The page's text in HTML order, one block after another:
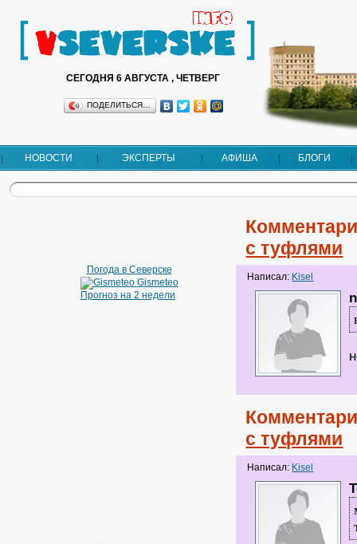
СЕГОДНЯ 6 АВГУСТА , ЧЕТВЕРГ
ПОДЕЛИТЬСЯ…
НОВОСТИ ЭКСПЕРТЫ АФИША БЛОГИ
Погода в Северске
Gismeteo
Прогноз на 2 недели
с туфлями
Написал: Kisel
с туфлями
Написал: Kisel